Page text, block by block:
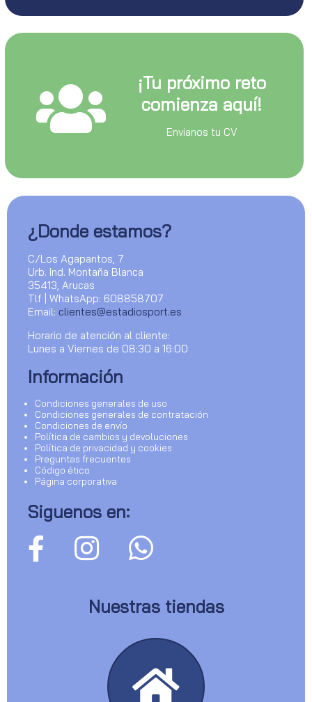
¡Tu próximo reto
comienza aquí!
Envianos tu CV
¿Donde estamos?
C/Los Agapantos, 7
Urb. Ind. Montaña Blanca
35413, Arucas
Tlf | WhatsApp: 608858707
Email: clientes@estadiosport.es
Horario de atención al cliente:
Lunes a Viernes de 08:30 a 16:00
Información
Condiciones generales de uso
Condiciones generales de contratación
Condiciones de envío
Política de cambios y devoluciones
Política de privacidad y cookies
Preguntas frecuentes
Código ético
Página corporativa
Siguenos en:
Nuestras tiendas